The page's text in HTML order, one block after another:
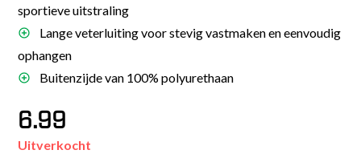
sportieve uitstraling
Lange veterluiting voor stevig vastmaken en eenvoudig
ophangen
Buitenzijde van 100% polyurethaan
6.99
Uitverkocht